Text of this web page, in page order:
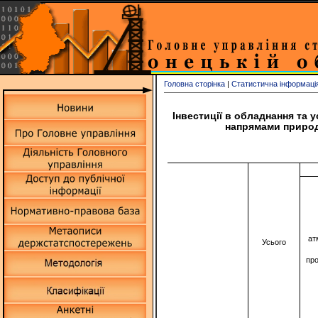
Головна сторінка | Статистична
Інвестиції в обладнання та
напрямами
Усього